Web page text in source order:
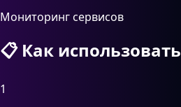
Мониторинг сервисов
📋Как использовать
1